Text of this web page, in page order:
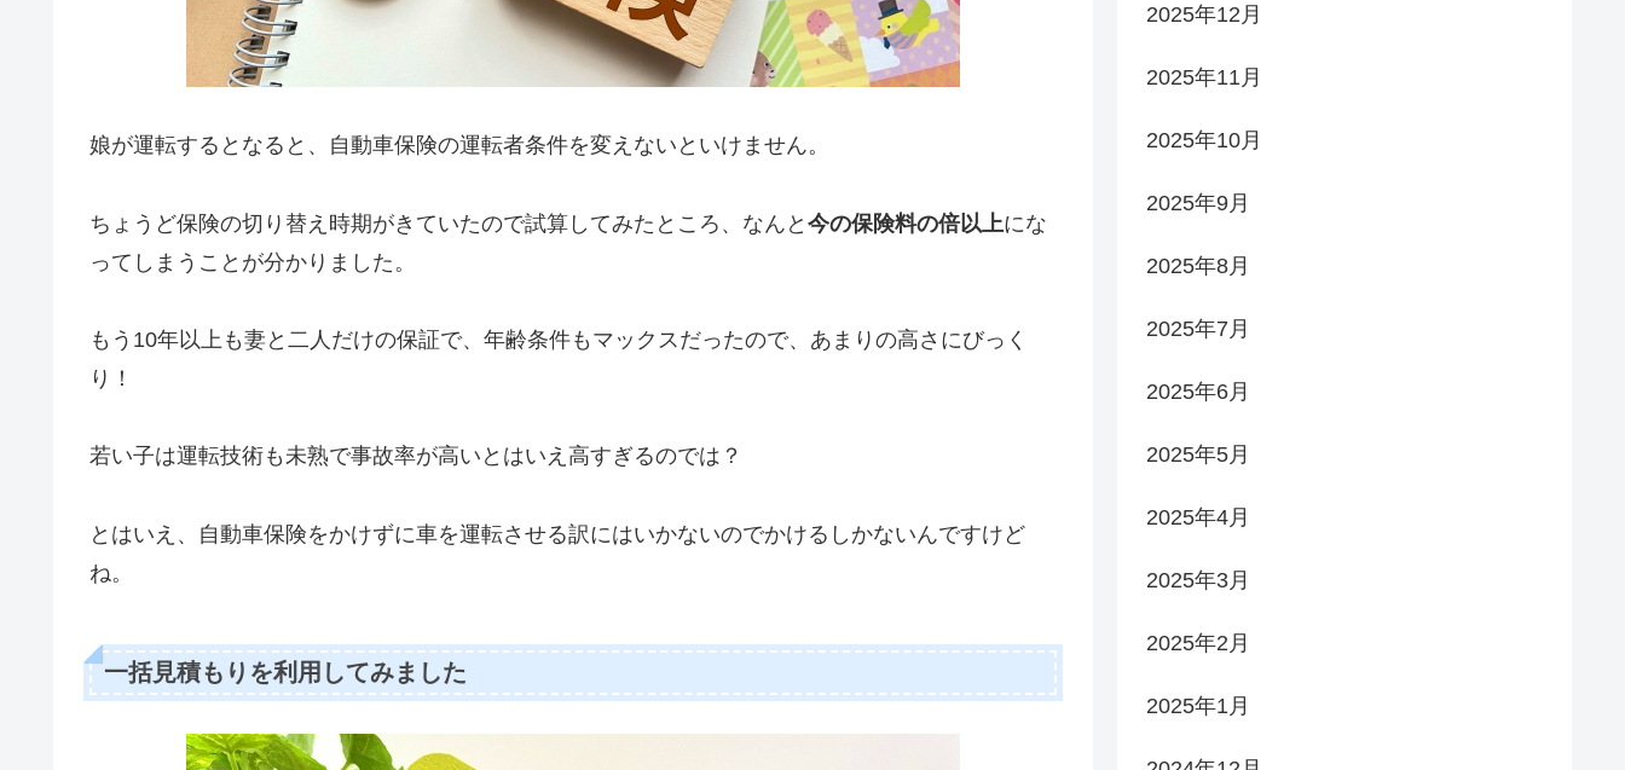
娘が運転するとなると、自動車保険の運転者条件を変えないといけません。
ちょうど保険の切り替え時期がきていたので試算してみたところ、なんと 今の保険料の倍以上にな
ってしまうことが分かりました。
もう10年以上も妻と二人だけの保証で、年齢条件もマックスだったので、あまりの高さにびっく
り！
若い子は運転技術も未熟で事故率が高いとはいえ高すぎるのでは？
とはいえ、自動車保険をかけずに車を運転させる訳にはいかないのでかけるしかないんですけど
ね。
一括見積もりを利用してみました
2025年12月
2025年11月
2025年10月
2025年9月
2025年8月
2025年7月
2025年6月
2025年5月
2025年4月
2025年3月
2025年2月
2025年1月